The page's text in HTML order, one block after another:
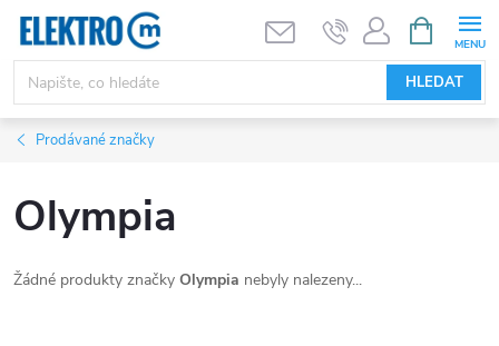
Přejít
obsah
HLEDAT
NÁKUPNÍ
KOŠÍK
Prodávané značky
Olympia
Žádné produkty značky Olympia nebyly nalezeny...